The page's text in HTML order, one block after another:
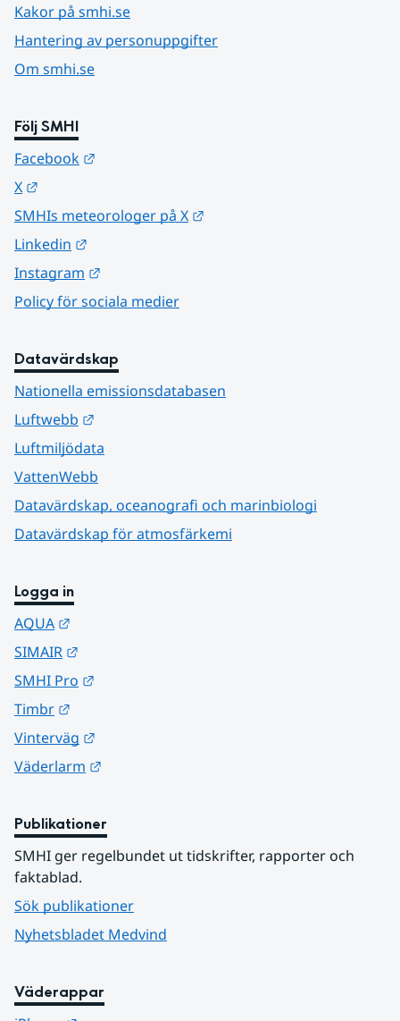
Kakor på smhi.se
Hantering av personuppgifter
Om smhi.se
Följ SMHI
Facebook
X
SMHIs meteorologer på X
Linkedin
Instagram
Policy för sociala medier
Datavärdskap
Nationella emissionsdatabasen
Luftwebb
Luftmiljödata
VattenWebb
Datavärdskap, oceanografi och marinbiologi
Datavärdskap för atmosfärkemi
Logga in
AQUA
SIMAIR
SMHI Pro
Timbr
Vinterväg
Väderlarm
Publikationer
SMHI ger regelbundet ut tidskrifter, rapporter och
faktablad.
Sök publikationer
Nyhetsbladet Medvind
Väderappar